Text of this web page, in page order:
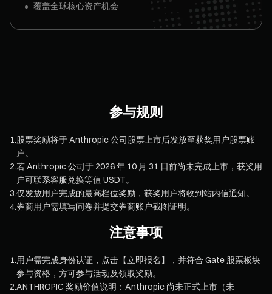
覆盖全球核心资产机会
参与规则
1.股票奖励将于 Anthropic 公司股票上市后发放至获奖用户股票账
户。
2.若 Anthropic 公司于 2026 年 10 月 31 日前尚未完成上市，获奖用
户可联系客服兑换等值 USDT。
3.仅发放用户完成的最高档位奖励，获奖用户将收到站内信通知。
4.券商用户需填写问卷并提交券商账户截图证明。
注意事项
1.用户需完成身份认证，点击【立即报名】，并符合 Gate 股票板块
参与资格，方可参与活动及领取奖励。
2.ANTHROPIC 奖励价值说明：Anthropic 尚未正式上市（未